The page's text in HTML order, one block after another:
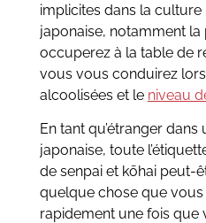
implicites dans la
japonaise, notamment
occuperez à la table de
vous vous conduirez
alcoolisées et le niveau
En tant qu’étranger dans
japonaise, toute
de senpai et kōhai peut-
quelque chose que
rapidement une fois que